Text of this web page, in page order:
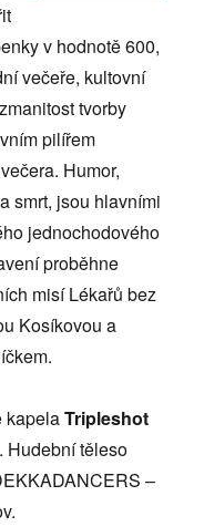
v hodnotě 600,
večeře, kultovní
tvorby
pilířem
Humor,
smrt, jsou hlavními
jednochodového
proběhne
misí Lékařů bez
Kosíkovou a
kapelaTripleshot
Hudební těleso
–